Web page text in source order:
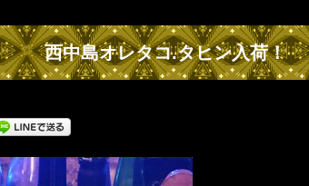
西中島オレタコ.タヒン入荷！